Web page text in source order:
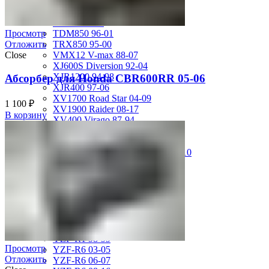
TDM850 96-01
TRX850 95-00
VMX12 V-max 88-07
XJ600S Diversion 92-04
XJR1200 94-98
XJR400 97-06
XV1700 Road Star 04-09
XV1900 Raider 08-17
XV400 Virago 87-94
XV750 Virago 85-87
XVS400 Drag Star 96-99
XVZ1300 Royal Star Venture 01-10
YZF-R1 02-03
YZF-R1 04-06
YZF-R1 07-08
YZF-R1 09-14
YZF-R1 09-15
YZF-R1 98-99
YZF-R6 03-05
YZF-R6 06-07
Просмотр
Отложить
Close
Абсорбер для Honda CBR600RR 05-06
1 100 ₽
В корзину
Просмотр
Отложить